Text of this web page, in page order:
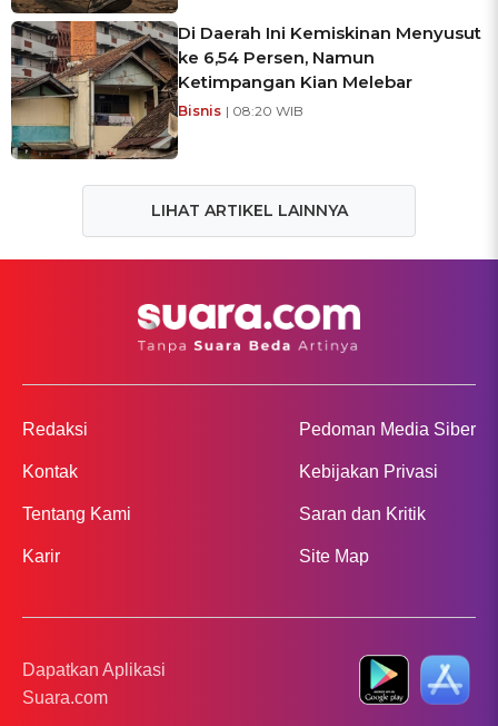
Di Daerah Ini Kemiskinan Menyusut
ke 6,54 Persen, Namun
Ketimpangan Kian Melebar
Bisnis | 08:20 WIB
LIHAT ARTIKEL LAINNYA
Redaksi
Kontak
Tentang Kami
Karir
Pedoman Media Siber
Kebijakan Privasi
Saran dan Kritik
Site Map
Dapatkan Aplikasi
Suara.com